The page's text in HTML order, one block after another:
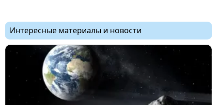
Интересные материалы и новости